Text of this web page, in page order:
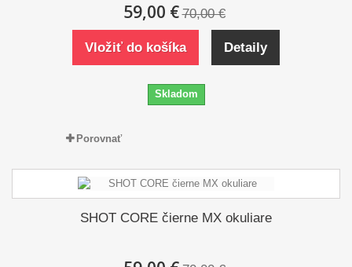
59,00 € 70,00 €
Vložiť do košíka Detaily
Skladom
Porovnať
SHOT CORE čierne MX okuliare